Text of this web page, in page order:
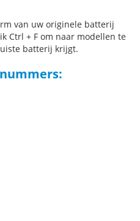
van uw originele batterij
Ctrl + F om naar modellen te
batterij krijgt.